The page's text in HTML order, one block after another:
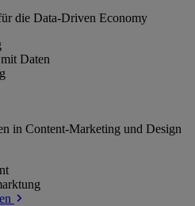
die Data-Driven Economy
Daten
in Content-Marketing und Design